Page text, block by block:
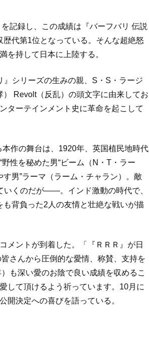
記録し、この成績は『バーフバリ 伝説
代第1位となっている。そんな超絶怒
を持して日本に上陸する。
シリーズの生みの親、S・S・ラージ
Revolt（反乱）の頭文字に由来してお
ターテインメント史に革命を起こして
作の舞台は、1920年、英国植民地時代
性を秘めた男“ビーム（N・T・ラー
男”ラーマ（ラーム・チャラン）。敵
いくのだが――。インド激動の時代で、
背負った2人の友情と壮絶な戦いが描
メントが到着した。「『ＲＲＲ』が日
さんから圧倒的な愛情、称賛、支持を
も深い愛のお陰で良い成績を収めるこ
して頂けるよう祈っています。10月に
開決定への喜びを語っている。